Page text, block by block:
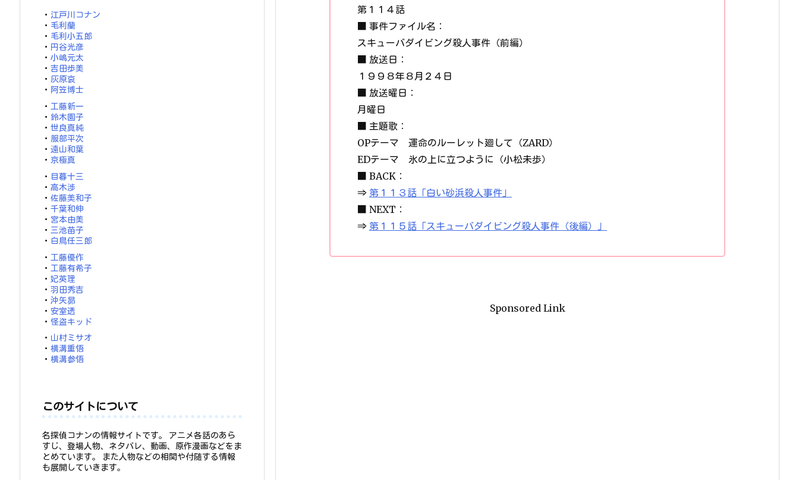
第１１４話
■ 事件ファイル名：
スキューバダイビング殺人事件（前編）
■ 放送日：
１９９８年８月２４日
■ 放送曜日：
月曜日
■ 主題歌：
OPテーマ 運命のルーレット廻して（ZARD）
EDテーマ 氷の上に立つように（小松未歩）
■ BACK：
⇒ 第１１３話「白い砂浜殺人事件」
■ NEXT：
⇒ 第１１５話「スキューバダイビング殺人事件（後編）」
Sponsored Link
・ 江戸川コナン
・ 毛利蘭
・ 毛利小五郎
・ 円谷光彦
・ 小嶋元太
・ 吉田歩美
・ 灰原哀
・ 阿笠博士
・ 工藤新一
・ 鈴木園子
・ 世良真純
・ 服部平次
・ 遠山和葉
・ 京極真
・ 目暮十三
・ 高木渉
・ 佐藤美和子
・ 千葉和伸
・ 宮本由美
・ 三池苗子
・ 白鳥任三郎
・ 工藤優作
・ 工藤有希子
・ 妃英理
・ 羽田秀吉
・ 沖矢昴
・ 安室透
・ 怪盗キッド
・ 山村ミサオ
・ 横溝重悟
・ 横溝参悟
このサイトについて
名探偵コナンの情報サイトです。 アニメ各話のあら
すじ、登場人物、ネタバレ、動画、原作漫画などをま
とめています。 また人物などの相関や付随する情報
も展開していきます。